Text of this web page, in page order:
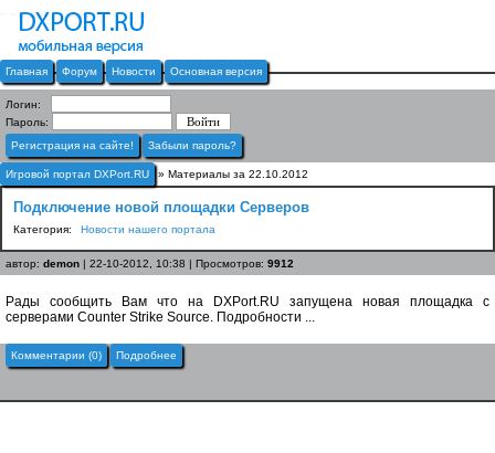
Главная Форум Новости Основная версия
Логин:
Пароль:
Регистрация на сайте!
Забыли пароль?
Игровой портал DXPort.RU » Материалы за 22.10.2012
Подключение новой площадки Серверов
Категория: Новости нашего портала
автор: demon | 22-10-2012, 10:38 | Просмотров: 9912
Рады сообщить Вам что на DXPort.RU запущена новая площадка с
серверами Counter Strike Source. Подробности ...
Комментарии (0) Подробнее